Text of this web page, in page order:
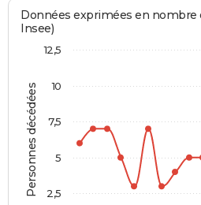
Personnes décédées
Données exprimées en nombre
Insee)
2,5
5
7,5
10
12,5